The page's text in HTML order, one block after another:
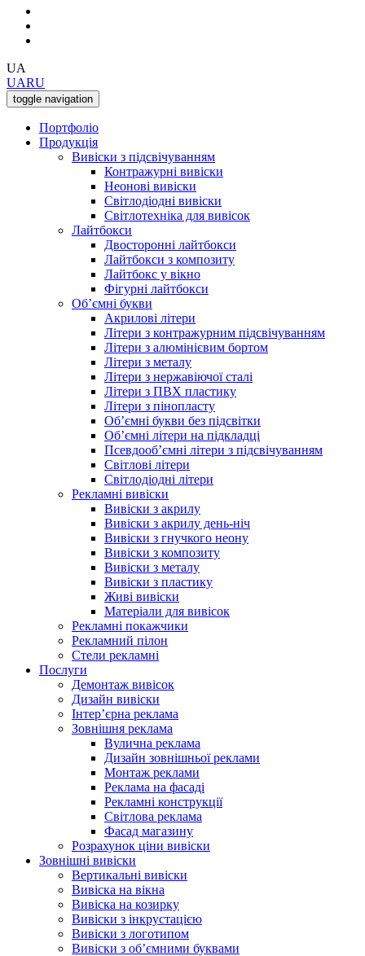
UA
UARU
toggle navigation
Портфоліо
Продукція
Вивіски з підсвічуванням
Контражурні вивіски
Неонові вивіски
Світлодіодні вивіски
Світлотехніка для вивісок
Лайтбокси
Двосторонні лайтбокси
Лайтбокси з композиту
Лайтбокс у вікно
Фігурні лайтбокси
Об’ємні букви
Акрилові літери
Літери з контражурним підсвічуванням
Літери з алюмінієвим бортом
Літери з металу
Літери з нержавіючої сталі
Літери з ПВХ пластику
Літери з пінопласту
Об’ємні букви без підсвітки
Об’ємні літери на підкладці
Псевдооб’ємні літери з підсвічуванням
Світлові літери
Світлодіодні літери
Рекламні вивіски
Вивіски з акрилу
Вивіски з акрилу день-ніч
Вивіски з гнучкого неону
Вивіски з композиту
Вивіски з металу
Вивіски з пластику
Живі вивіски
Матеріали для вивісок
Рекламні покажчики
Рекламний пілон
Стели рекламні
Послуги
Демонтаж вивісок
Дизайн вивіски
Інтер’єрна реклама
Зовнішня реклама
Вулична реклама
Дизайн зовнішньої реклами
Монтаж реклами
Реклама на фасаді
Рекламні конструкції
Світлова реклама
Фасад магазину
Розрахунок ціни вивіски
Зовнішні вивіски
Вертикальні вивіски
Вивіска на вікна
Вивіска на козирку
Вивіски з інкрустацією
Вивіски з логотипом
Вивіски з об’ємними буквами